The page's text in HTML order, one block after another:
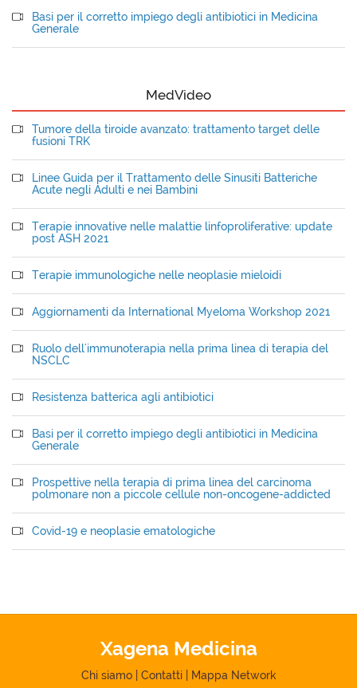
Basi per il corretto impiego degli antibiotici in Medicina
Generale
MedVideo
Tumore della tiroide avanzato: trattamento target delle
fusioni TRK
Linee Guida per il Trattamento delle Sinusiti Batteriche
Acute negli Adulti e nei Bambini
Terapie innovative nelle malattie linfoproliferative: update
post ASH 2021
Terapie immunologiche nelle neoplasie mieloidi
Aggiornamenti da International Myeloma Workshop 2021
Ruolo dell'immunoterapia nella prima linea di terapia del
NSCLC
Resistenza batterica agli antibiotici
Basi per il corretto impiego degli antibiotici in Medicina
Generale
Prospettive nella terapia di prima linea del carcinoma
polmonare non a piccole cellule non-oncogene-addicted
Covid-19 e neoplasie ematologiche
Xagena Medicina
Chi siamo Contatti Mappa Network